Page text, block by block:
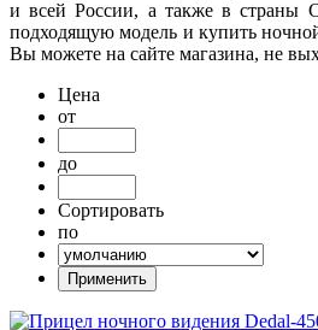
и всей России, а также в страны
подходящую модель и купить
Вы можете на сайте магазина, не
Цена
от
до
Сортировать
по